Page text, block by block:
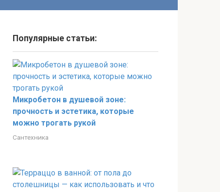
Популярные статьи:
Микробетон в душевой зоне:
прочность и эстетика, которые
можно трогать рукой
Сантехника